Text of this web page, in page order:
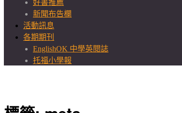
好書推薦
新聞布告欄
活動訊息
各期期刊
EnglishOK 中學英閱誌
托福小學報